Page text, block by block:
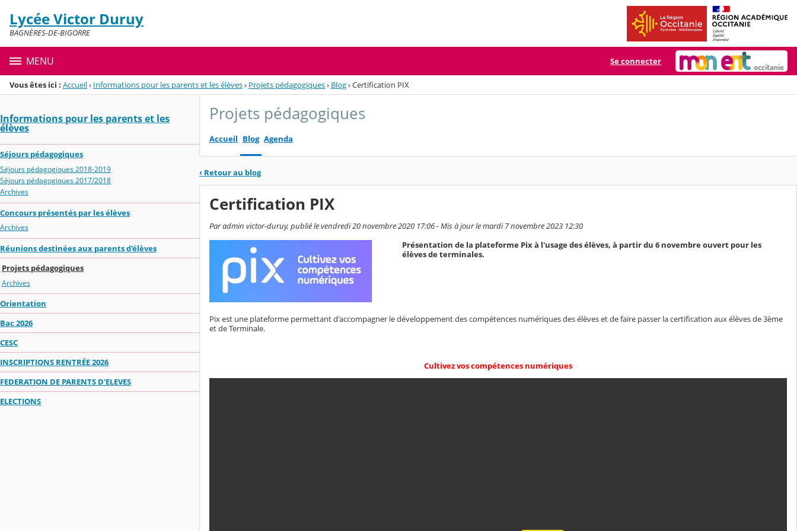
Menu de la rubrique
Contenu
Lycée Victor Duruy
BAGNÈRES-DE-BIGORRE
MENU Se connecter
Vous êtes ici : Accueil› Informations pour les parents et les élèves› Projets pédagogiques› Blog›Certification PIX
Informations pour les parents et les
élèves
Séjours pédagogiques
Séjours pédagogiques 2018-2019
Séjours pédagogiques 2017/2018
Archives
Concours présentés par les élèves
Archives
Réunions destinées aux parents d'élèves
Projets pédagogiques
Archives
Orientation
Bac 2026
CESC
INSCRIPTIONS RENTRÉE 2026
FEDERATION DE PARENTS D'ELEVES
ELECTIONS
Projets pédagogiques
Accueil Blog Agenda
‹ Retour au blog
Certification PIX
Par admin victor-duruy, publié le vendredi 20 novembre 2020 17:06 - Mis à jour le mardi 7 novembre 2023 12:30
Présentation de la plateforme Pix à l'usage des élèves, à partir du 6 novembre ouvert pour les
élèves de terminales.
Pix est une plateforme permettant d'accompagner le développement des compétences numériques des élèves et de faire passer la certification aux élèves de 3ème
et de Terminale.
Cultivez vos compétences numériques